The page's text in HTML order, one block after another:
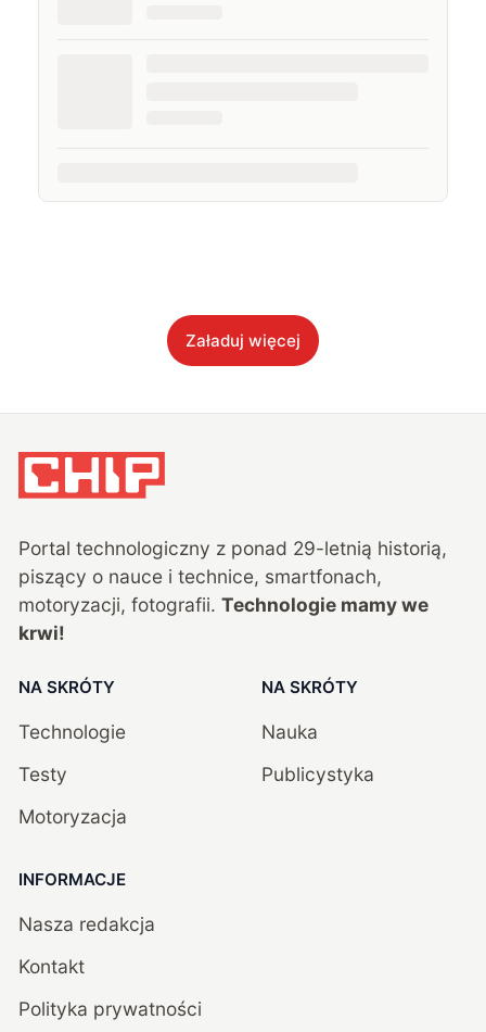
Załaduj więcej
Portal technologiczny z ponad 29-letnią historią,
piszący o nauce i technice, smartfonach,
motoryzacji, fotografii. Technologie mamy we
krwi!
NA SKRÓTY
Technologie
Testy
Motoryzacja
NA SKRÓTY
Nauka
Publicystyka
INFORMACJE
Nasza redakcja
Kontakt
Polityka prywatności